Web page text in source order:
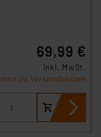
69,99 €
inkl. MwSt.
zu Versandkosten